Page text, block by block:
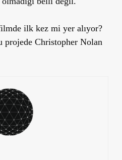
ilk kez mi yer alıyor?
projede Christopher Nolan